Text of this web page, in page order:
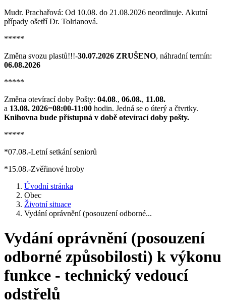
Mudr. Prachařová: Od 10.08. do 21.08.2026 neordinuje. Akutní
případy ošetří Dr. Tolrianová.
*****
Změna svozu plastů!!!-30.07.2026 ZRUŠENO, náhradní termín:
06.08.2026
*****
Změna otevírací doby Pošty: 04.08., 06.08., 11.08.
a 13.08. 2026=08:00-11:00 hodin. Jedná se o úterý a čtvrtky.
Knihovna bude přístupná v době otevírací doby pošty.
*****
*07.08.-Letní setkání seniorů
*15.08.-Zvěřinové hroby
Úvodní stránka
Obec
Životní situace
Vydání oprávnění (posouzení odborné...
Vydání oprávnění (posouzení
odborné způsobilosti) k výkonu
funkce - technický vedoucí
odstřelů